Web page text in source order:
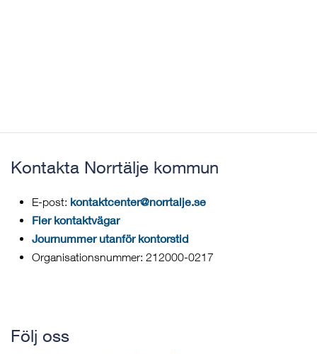
Kontakta Norrtälje kommun
E-post: kontaktcenter@norrtalje.se
Fler kontaktvägar
Journummer utanför kontorstid
Organisationsnummer: 212000-0217
Följ oss